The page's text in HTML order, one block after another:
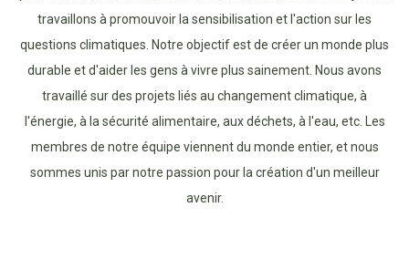
travaillons à promouvoir la sensibilisation et l'action sur les
questions climatiques. Notre objectif est de créer un monde plus
durable et d'aider les gens à vivre plus sainement. Nous avons
travaillé sur des projets liés au changement climatique, à
l'énergie, à la sécurité alimentaire, aux déchets, à l'eau, etc. Les
membres de notre équipe viennent du monde entier, et nous
sommes unis par notre passion pour la création d'un meilleur
avenir.